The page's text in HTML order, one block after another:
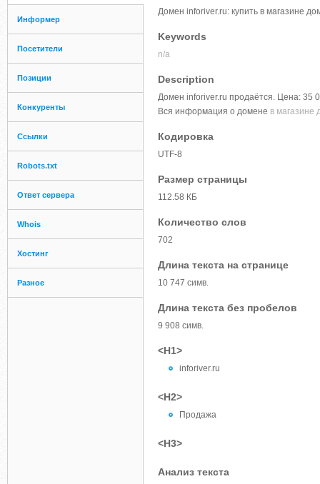
Информер
Посетители
Позиции
Конкуренты
Ссылки
Robots.txt
Ответ сервера
Whois
Хостинг
Разное
Домен inforiver.ru: купить в магазине
Keywords
n/a
Description
Домен inforiver.ru продаётся. Цена: 35
Вся информация о домене в магазине
Кодировка
UTF-8
Размер страницы
112.58 КБ
Количество слов
702
Длина текста на странице
10 747 симв.
Длина текста без пробелов
9 908 симв.
<H1>
inforiver.ru
<H2>
Продажа
<H3>
Анализ текста